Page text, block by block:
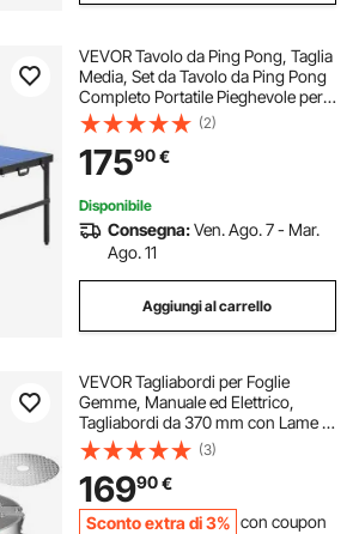
VEVOR Tavolo da Ping Pong, Taglia
Media, Set da Tavolo da Ping Pong
Completo Portatile Pieghevole per
Interni, con Rete, 2 Racchette, 3
Palline, Borsa per Trasporto,
Maniglia (Non Richiede Montaggio)
(2)
17590€
Disponibile
Consegna:Ven. Ago. 7 - Mar.
Ago. 11
Aggiungi al carrello
VEVOR Tagliabordi per Foglie
Gemme, Manuale ed Elettrico,
Tagliabordi da 370 mm con Lame in
Acciaio Inox, Taglio Visivo,
Macchina da Taglio Idroponica a
Umido e a Secco con Vassoio, per
Piante
(3)
16990€
Sconto extra di 3% con coupon